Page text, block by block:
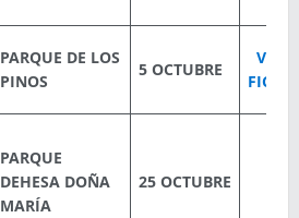
PARQUE DE LOS
PINOS
5 OCTUBRE
VER
FICHA
PARQUE
DEHESA DOÑA
MARÍA
25 OCTUBRE